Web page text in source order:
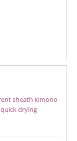
sheath kimono
drying